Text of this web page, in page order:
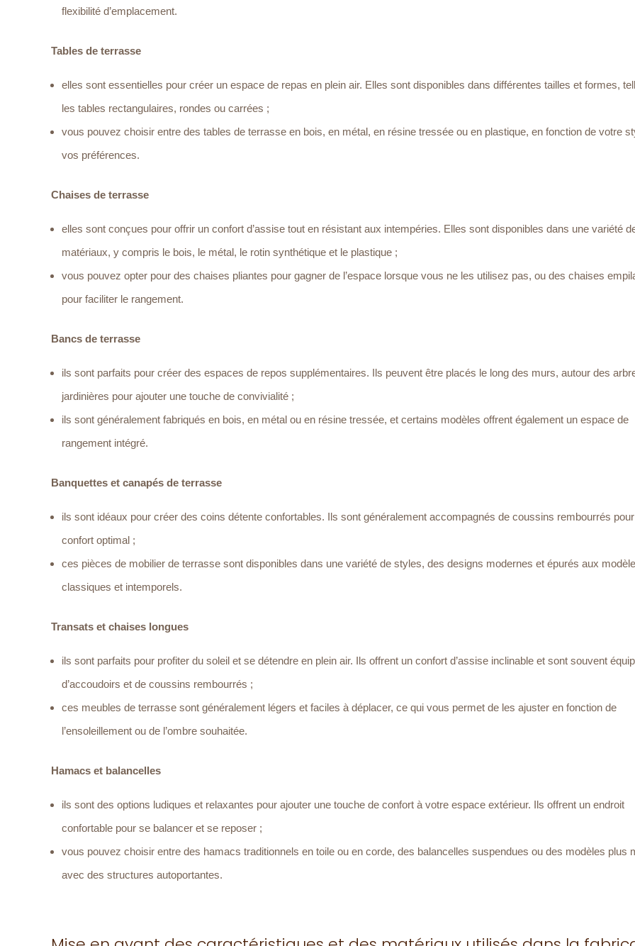
flexibilité d’emplacement.
Tables de terrasse
elles sont essentielles pour créer un espace de repas en plein air. Elles sont disponibles dans différentes tailles et formes,
les tables rectangulaires, rondes ou carrées ;
vous pouvez choisir entre des tables de terrasse en bois, en métal, en résine tressée ou en plastique, en fonction de votre
vos préférences.
Chaises de terrasse
elles sont conçues pour offrir un confort d’assise tout en résistant aux intempéries. Elles sont disponibles dans une variété
matériaux, y compris le bois, le métal, le rotin synthétique et le plastique ;
vous pouvez opter pour des chaises pliantes pour gagner de l’espace lorsque vous ne les utilisez pas, ou des chaises
pour faciliter le rangement.
Bancs de terrasse
ils sont parfaits pour créer des espaces de repos supplémentaires. Ils peuvent être placés le long des murs, autour des
jardinières pour ajouter une touche de convivialité ;
ils sont généralement fabriqués en bois, en métal ou en résine tressée, et certains modèles offrent également un espace de
rangement intégré.
Banquettes et canapés de terrasse
ils sont idéaux pour créer des coins détente confortables. Ils sont généralement accompagnés de coussins rembourrés
confort optimal ;
ces pièces de mobilier de terrasse sont disponibles dans une variété de styles, des designs modernes et épurés aux
classiques et intemporels.
Transats et chaises longues
ils sont parfaits pour profiter du soleil et se détendre en plein air. Ils offrent un confort d’assise inclinable et sont souvent
d’accoudoirs et de coussins rembourrés ;
ces meubles de terrasse sont généralement légers et faciles à déplacer, ce qui vous permet de les ajuster en fonction de
l’ensoleillement ou de l’ombre souhaitée.
Hamacs et balancelles
ils sont des options ludiques et relaxantes pour ajouter une touche de confort à votre espace extérieur. Ils offrent un endroit
confortable pour se balancer et se reposer ;
vous pouvez choisir entre des hamacs traditionnels en toile ou en corde, des balancelles suspendues ou des modèles plus
avec des structures autoportantes.